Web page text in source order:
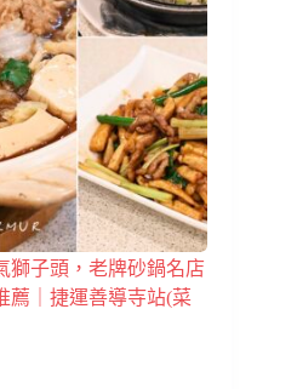
獅子頭，老牌砂鍋名店
薦｜捷運善導寺站(菜